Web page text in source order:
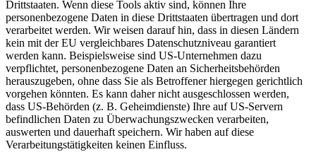
Drittstaaten. Wenn diese Tools aktiv sind, können Ihre
personenbezogene Daten in diese Drittstaaten übertragen und dort
verarbeitet werden. Wir weisen darauf hin, dass in diesen Ländern
kein mit der EU vergleichbares Datenschutzniveau garantiert
werden kann. Beispielsweise sind US-Unternehmen dazu
verpflichtet, personenbezogene Daten an Sicherheitsbehörden
herauszugeben, ohne dass Sie als Betroffener hiergegen gerichtlich
vorgehen könnten. Es kann daher nicht ausgeschlossen werden,
dass US-Behörden (z. B. Geheimdienste) Ihre auf US-Servern
befindlichen Daten zu Überwachungszwecken verarbeiten,
auswerten und dauerhaft speichern. Wir haben auf diese
Verarbeitungstätigkeiten keinen Einfluss.